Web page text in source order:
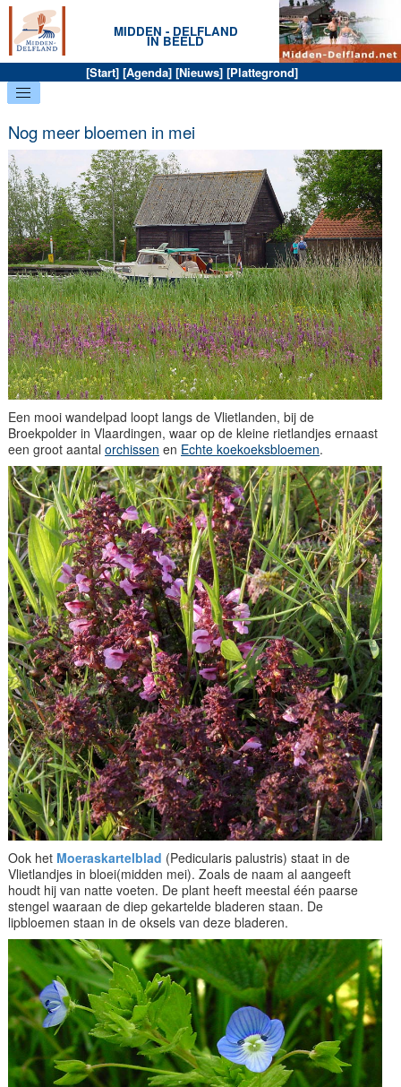
MIDDEN - DELFLAND
IN BEELD
[Start] [Agenda] [Nieuws] [Plattegrond]
Nog meer bloemen in mei
Een mooi wandelpad loopt langs de Vlietlanden, bij de
Broekpolder in Vlaardingen, waar op de kleine rietlandjes ernaast
een groot aantal orchissen en Echte koekoeksbloemen.
Ook het Moeraskartelblad (Pedicularis palustris) staat in de
Vlietlandjes in bloei(midden mei). Zoals de naam al aangeeft
houdt hij van natte voeten. De plant heeft meestal één paarse
stengel waaraan de diep gekartelde bladeren staan. De
lipbloemen staan in de oksels van deze bladeren.